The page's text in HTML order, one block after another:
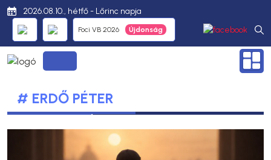
2026.08.10., hétfő - Lőrinc napja
Foci VB 2026
# ERDŐ PÉTER